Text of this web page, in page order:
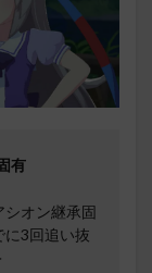
有
オン継承固
に3回追い抜